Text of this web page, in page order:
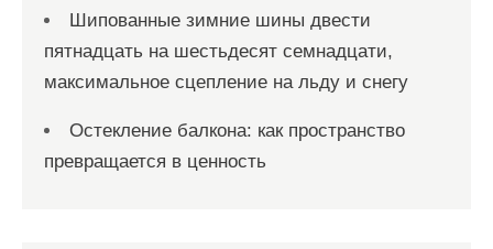
Шипованные зимние шины двести
пятнадцать на шестьдесят семнадцати,
максимальное сцепление на льду и снегу
Остекление балкона: как пространство
превращается в ценность